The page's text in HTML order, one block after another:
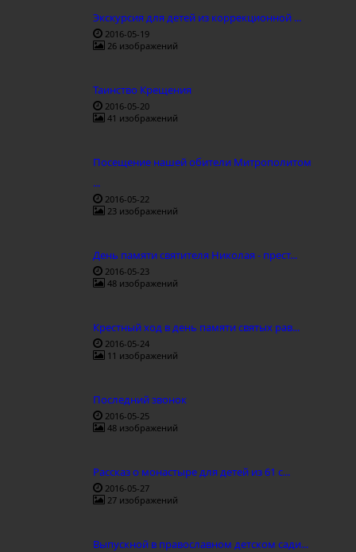
Экскурсия для детей из коррекционной ...
2016-05-19
26 изображений
Таинство Крещения
2016-05-20
41 изображений
Посещение нашей обители Митрополитом
...
2016-05-22
23 изображений
День памяти святителя Николая - прест...
2016-05-23
48 изображений
Крестный ход в день памяти святых рав...
2016-05-24
11 изображений
Последний звонок
2016-05-25
48 изображений
Рассказ о монастыре для детей из 61 с...
2016-05-27
27 изображений
Выпускной в православном детском сади...